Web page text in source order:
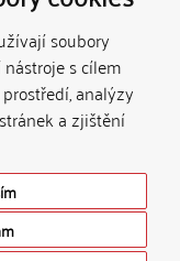
soubory
s cílem
analýzy
a zjištění